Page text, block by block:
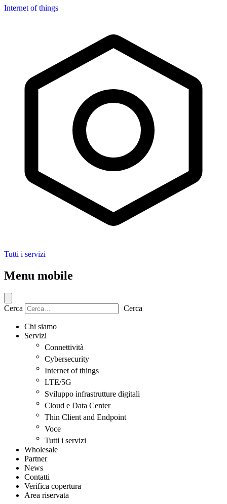
Internet of things
Tutti i servizi
Menu mobile
Cerca Cerca
Chi siamo
Servizi
Connettività
Cybersecurity
Internet of things
LTE/5G
Sviluppo infrastrutture digitali
Cloud e Data Center
Thin Client and Endpoint
Voce
Tutti i servizi
Wholesale
Partner
News
Contatti
Verifica copertura
Area riservata